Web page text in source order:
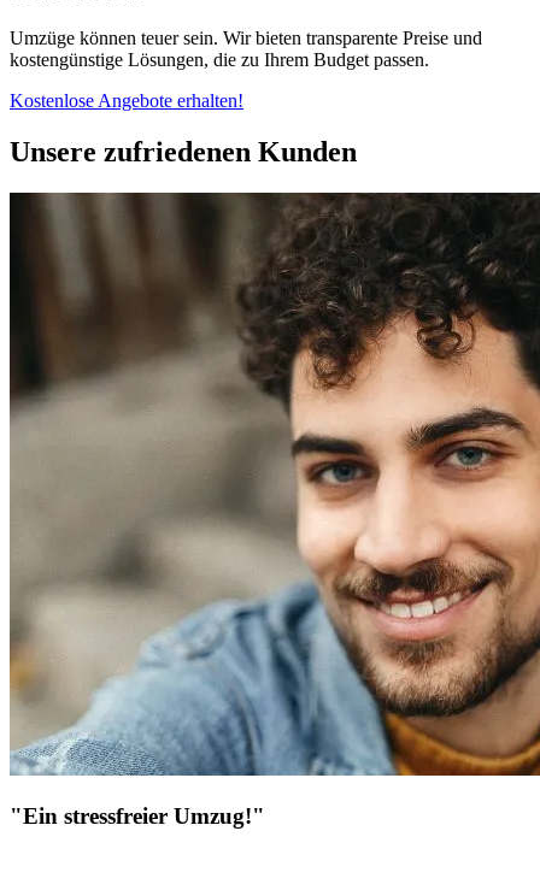
Umzüge können teuer sein. Wir bieten transparente Preise und
kostengünstige Lösungen, die zu Ihrem Budget passen.
Kostenlose Angebote erhalten!
Unsere zufriedenen Kunden
"Ein stressfreier Umzug!"